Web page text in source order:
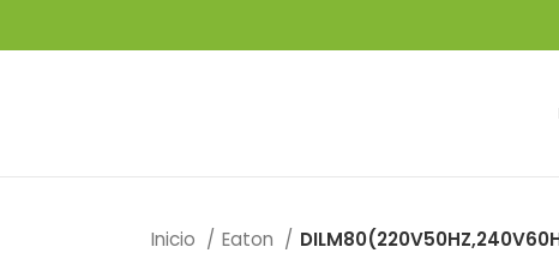
Inicio Eaton